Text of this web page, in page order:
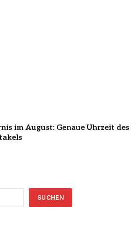
im August: Genaue Uhrzeit des
SUCHEN